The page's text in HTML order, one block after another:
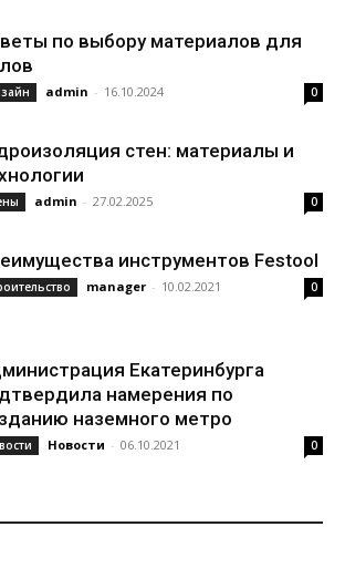
по выбору материалов для
admin - 16.10.2024 0
стен: материалы и
admin - 27.02.2025 0
инструментов Festool
manager - 10.02.2021 0
Екатеринбурга
намерения по
наземного метро
Новости - 06.10.2021 0